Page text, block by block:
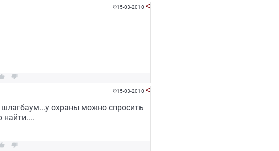
15-03-2010 

15-03-2010 
охраны можно спросить
найти....
